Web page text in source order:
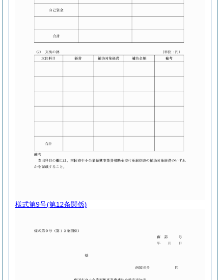
様式第9号(第12条関係)